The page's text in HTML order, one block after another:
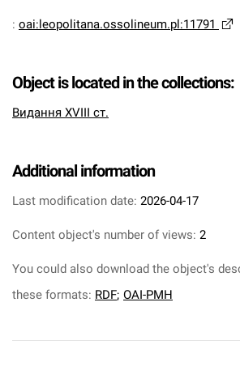
: oai:leopolitana.ossolineum.pl:11791
Object is located in the collections:
Видання XVIII ст.
Additional information
Last modification date: 2026-04-17
Content object's number of views: 2
You could also download the object's
these formats: RDF; OAI-PMH